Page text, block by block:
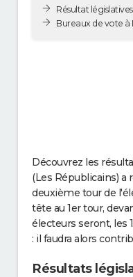
Résultat
Découvrez les
(Les Républicains) a
deuxième tour de
tête au 1er tour,
électeurs seront, les
: il faudra alors
Résultats